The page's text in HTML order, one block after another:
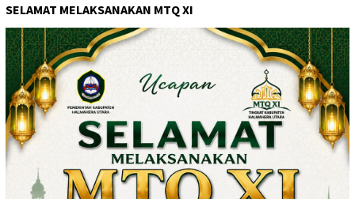
SELAMAT MELAKSANAKAN MTQ XI